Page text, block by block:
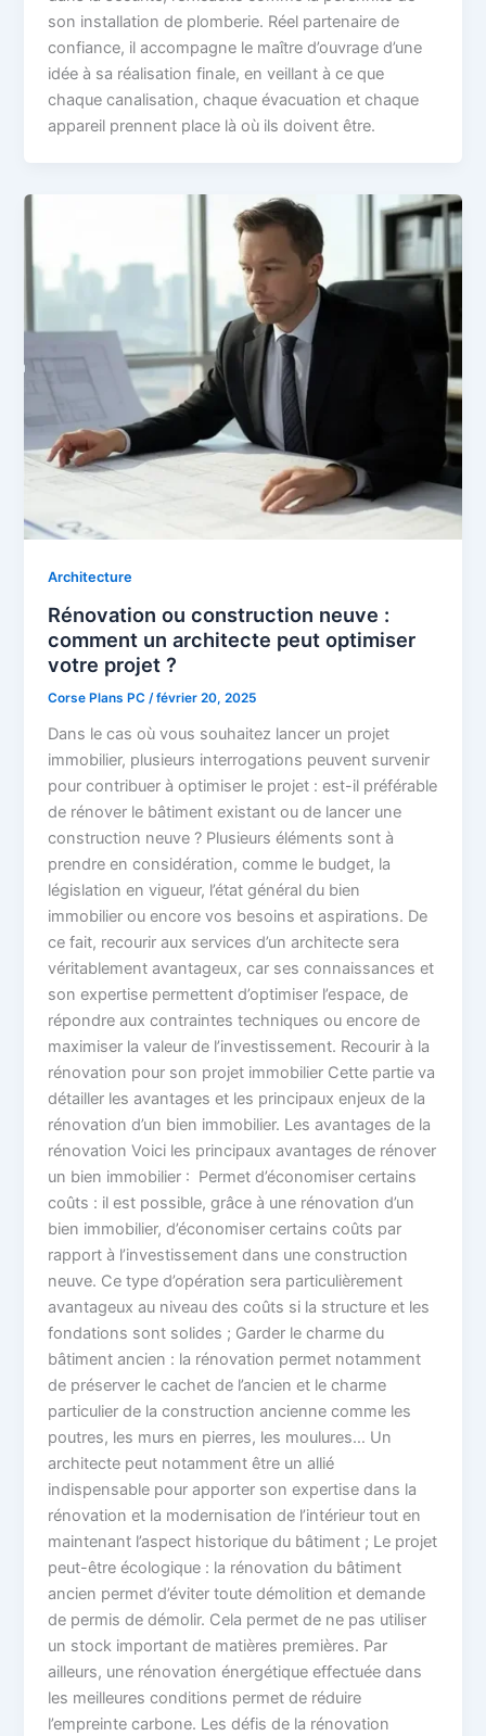
son installation de plomberie. Réel partenaire de
confiance, il accompagne le maître d’ouvrage d’une
idée à sa réalisation finale, en veillant à ce que
chaque canalisation, chaque évacuation et chaque
appareil prennent place là où ils doivent être.
Architecture
Rénovation ou construction neuve :
comment un architecte peut optimiser
votre projet ?
Corse Plans PC/février 20, 2025
Dans le cas où vous souhaitez lancer un projet
immobilier, plusieurs interrogations peuvent survenir
pour contribuer à optimiser le projet : est-il préférable
de rénover le bâtiment existant ou de lancer une
construction neuve ? Plusieurs éléments sont à
prendre en considération, comme le budget, la
législation en vigueur, l’état général du bien
immobilier ou encore vos besoins et aspirations. De
ce fait, recourir aux services d’un architecte sera
véritablement avantageux, car ses connaissances et
son expertise permettent d’optimiser l’espace, de
répondre aux contraintes techniques ou encore de
maximiser la valeur de l’investissement. Recourir à la
rénovation pour son projet immobilier Cette partie va
détailler les avantages et les principaux enjeux de la
rénovation d’un bien immobilier. Les avantages de la
rénovation Voici les principaux avantages de rénover
un bien immobilier : Permet d’économiser certains
coûts : il est possible, grâce à une rénovation d’un
bien immobilier, d’économiser certains coûts par
rapport à l’investissement dans une construction
neuve. Ce type d’opération sera particulièrement
avantageux au niveau des coûts si la structure et les
fondations sont solides ; Garder le charme du
bâtiment ancien : la rénovation permet notamment
de préserver le cachet de l’ancien et le charme
particulier de la construction ancienne comme les
poutres, les murs en pierres, les moulures… Un
architecte peut notamment être un allié
indispensable pour apporter son expertise dans la
rénovation et la modernisation de l’intérieur tout en
maintenant l’aspect historique du bâtiment ; Le projet
peut-être écologique : la rénovation du bâtiment
ancien permet d’éviter toute démolition et demande
de permis de démolir. Cela permet de ne pas utiliser
un stock important de matières premières. Par
ailleurs, une rénovation énergétique effectuée dans
les meilleures conditions permet de réduire
l’empreinte carbone. Les défis de la rénovation